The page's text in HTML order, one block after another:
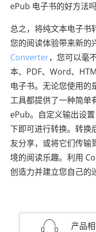
ePub 电子书的好方法吗
总之，将纯文本电子书
您的阅读体验带来新的
Converter，您可以毫
本、PDF、Word、
电子书。无论您使用
工具都提供了一种简单
ePub。自定义输出设
下即可进行转换。转换
友分享，或将它们传输
境的阅读乐趣。利用
创造力并建立您自己的
产品